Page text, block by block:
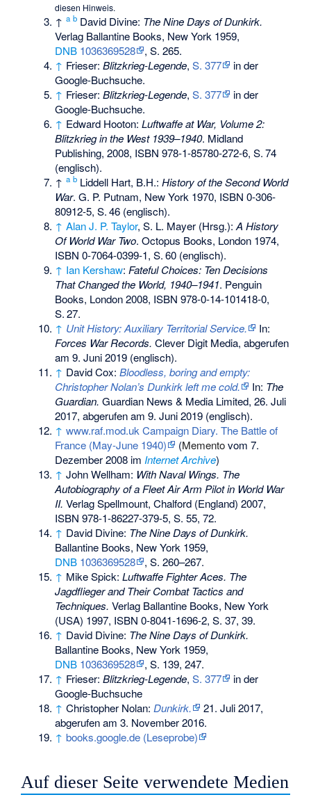
diesen Hinweis.
↑a b David Divine: The Nine Days of Dunkirk.
Verlag Ballantine Books, New York 1959,
DNB 1036369528
, S. 265.
↑ Frieser:Blitzkrieg-Legende,S. 377
in der
Google-Buchsuche.
↑ Frieser:Blitzkrieg-Legende,S. 377
in der
Google-Buchsuche.
↑ Edward Hooton:Luftwaffe at War, Volume 2:
Blitzkrieg in the West 1939–1940. Midland
Publishing, 2008, ISBN 978-1-85780-272-6,S.74
(englisch).
↑a b Liddell Hart, B.H.:History of the Second World
War. G. P. Putnam, New York 1970, ISBN 0-306-
80912-5,S.46 (englisch).
↑ Alan J. P. Taylor, S. L. Mayer (Hrsg.):A History
Of World War Two. Octopus Books, London 1974,
ISBN 0-7064-0399-1,S.60 (englisch).
↑ Ian Kershaw: Fateful Choices: Ten Decisions
That Changed the World, 1940–1941. Penguin
Books, London 2008, ISBN 978-0-14-101418-0,
S.27.
↑ Unit History: Auxiliary Territorial Service.
In:
Forces War Records. Clever Digit Media, abgerufen
am 9. Juni 2019 (englisch).
↑ David Cox:Bloodless, boring and empty:
Christopher Nolan’s Dunkirk left me cold.
In: The
Guardian. Guardian News & Media Limited, 26. Juli
2017, abgerufen am 9. Juni 2019 (englisch).
↑ www.raf.mod.uk Campaign Diary. The Battle of
France (May-June 1940)
(Mementovom 7.
Dezember 2008 im Internet Archive)
↑ John Wellham: With Naval Wings. The
Autobiography of a Fleet Air Arm Pilot in World War
II. Verlag Spellmount, Chalford (England) 2007,
ISBN 978-1-86227-379-5, S. 55, 72.
↑ David Divine: The Nine Days of Dunkirk.
Ballantine Books, New York 1959,
DNB 1036369528
, S. 260–267.
↑ Mike Spick:Luftwaffe Fighter Aces. The
Jagdflieger and Their Combat Tactics and
Techniques. Verlag Ballantine Books, New York
(USA) 1997, ISBN 0-8041-1696-2, S. 37, 39.
↑ David Divine: The Nine Days of Dunkirk.
Ballantine Books, New York 1959,
DNB 1036369528
, S. 139, 247.
↑ Frieser:Blitzkrieg-Legende,S. 377
in der
Google-Buchsuche
↑ Christopher Nolan: Dunkirk.
21. Juli 2017,
abgerufen am 3. November 2016.
↑ books.google.de (Leseprobe)
Auf dieser Seite verwendete Medien